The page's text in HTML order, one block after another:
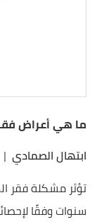
ما هي أعراض
ابتهال الصمادي |
سنوات وفقًا